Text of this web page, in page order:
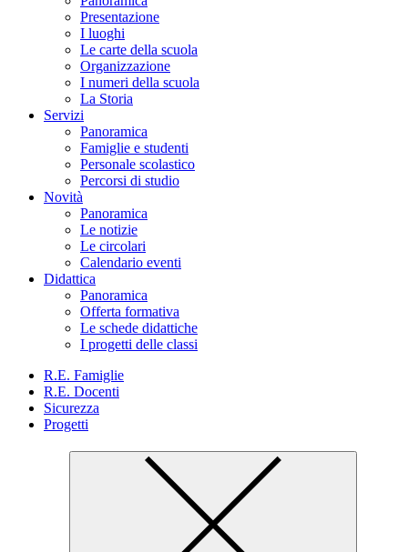
Presentazione
I luoghi
Le carte della scuola
Organizzazione
I numeri della scuola
La Storia
Servizi
Panoramica
Famiglie e studenti
Personale scolastico
Percorsi di studio
Novità
Panoramica
Le notizie
Le circolari
Calendario eventi
Didattica
Panoramica
Offerta formativa
Le schede didattiche
I progetti delle classi
R.E. Famiglie
R.E. Docenti
Sicurezza
Progetti